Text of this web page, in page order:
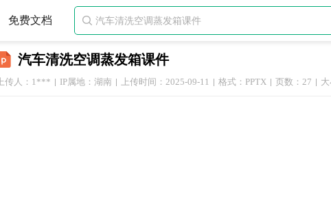
免费文档 
汽车清洗空调蒸发箱课件
上传人：1*** IP属地：湖南 上传时间：2025-09-11 格式：PPTX 页数：27